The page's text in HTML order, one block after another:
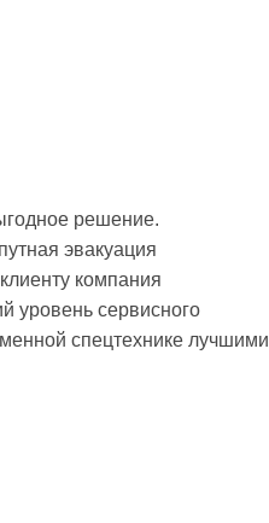
решение.
эвакуация
компания
уровень сервисного
спецтехнике лучшими